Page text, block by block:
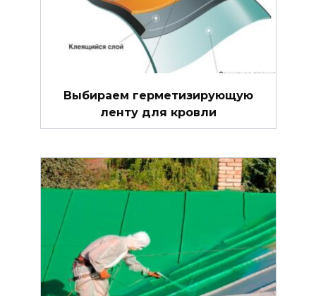
Выбираем герметизирующую
ленту для кровли